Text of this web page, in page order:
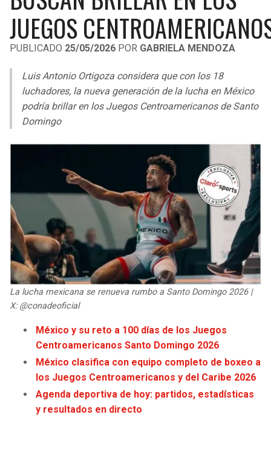
LIGA DE EXPANSIÓN MX
LEAGUES CUP
UEFA EUROPA LEAGUE
UEFA CONFERENCE LEAGUE
COPA LIBERTADORES
COPA SUDAMERICANA
LIGA BETPLAY
OTRAS LIGAS
RAIDERS
RAVENS
BENGALS
TEXANS
COLTS
JAGUARS
COWBOYS
GIANTS
EAGLES
CAVALIERS
PACERS
BUCKS
MAGIC
WIZARDS
CLIPPERS
LAKERS
SUNS
JUEGOS
PUBLICADO 25/05/2026 POR GABRIELA MENDOZA
Luis Antonio Ortigoza considera que con los 18
luchadores, la nueva generación de la lucha en México
podría brillar en los Juegos Centroamericanos de Santo
Domingo
La lucha mexicana se renueva rumbo a Santo Domingo 2026 |
X: @conadeoficial
México y su reto a 100 días de los Juegos
Centroamericanos Santo Domingo 2026
México clasifica con equipo completo de boxeo a
los Juegos Centroamericanos y del Caribe 2026
Agenda deportiva de hoy: partidos, estadísticas
y resultados en directo